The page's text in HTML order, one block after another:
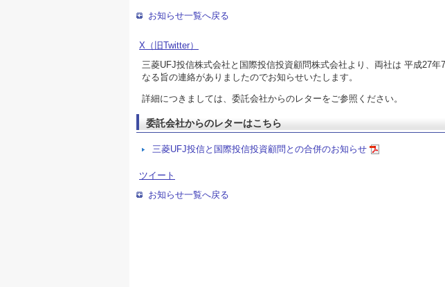
お知らせ一覧へ戻る
X（旧Twitter）
三菱UFJ投信株式会社と国際投信投資顧問株式会社より、両社は 平成27
なる旨の連絡がありましたのでお知らせいたします。
詳細につきましては、委託会社からのレターをご参照ください。
委託会社からのレターはこちら
三菱UFJ投信と国際投信投資顧問との合併のお知らせ
ツイート
お知らせ一覧へ戻る